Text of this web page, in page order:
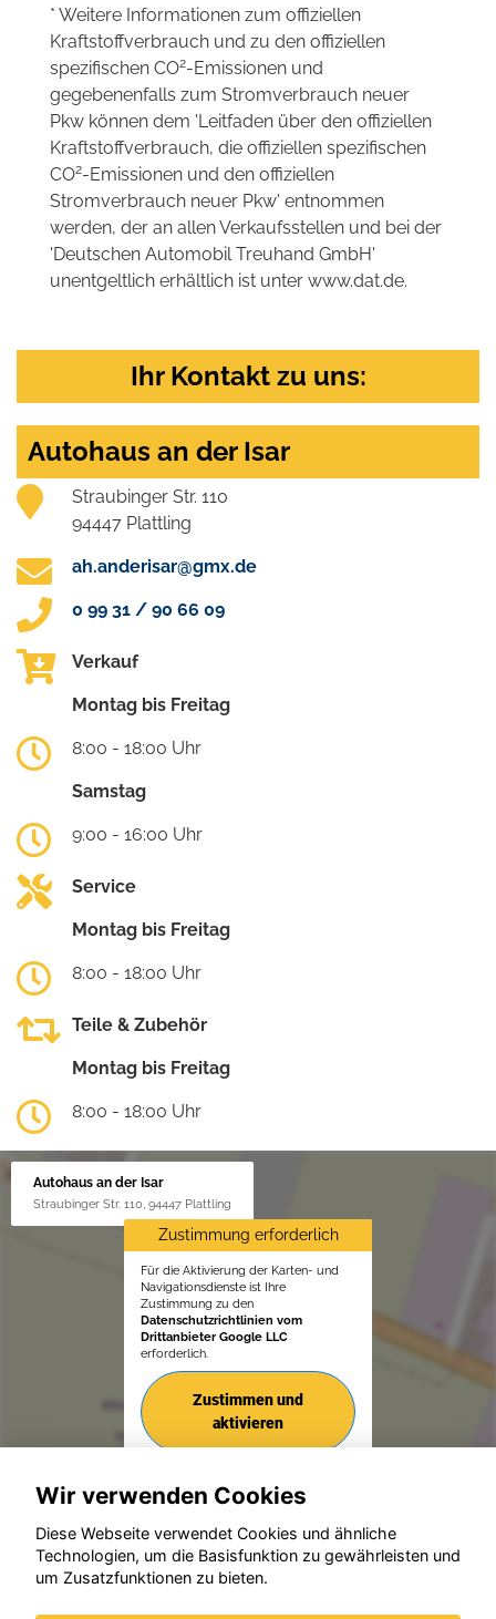
* Weitere Informationen zum offiziellen
Kraftstoffverbrauch und zu den offiziellen
spezifischen CO2-Emissionen und
gegebenenfalls zum Stromverbrauch neuer
Pkw können dem 'Leitfaden über den offiziellen
Kraftstoffverbrauch, die offiziellen spezifischen
CO2-Emissionen und den offiziellen
Stromverbrauch neuer Pkw' entnommen
werden, der an allen Verkaufsstellen und bei der
'Deutschen Automobil Treuhand GmbH'
unentgeltlich erhältlich ist unter www.dat.de.
Ihr Kontakt zu uns:
Autohaus an der Isar
Straubinger Str. 110
94447 Plattling
ah.anderisar@gmx.de
0 99 31 / 90 66 09
Verkauf
Montag bis Freitag
8:00 - 18:00 Uhr
Samstag
9:00 - 16:00 Uhr
Service
Montag bis Freitag
8:00 - 18:00 Uhr
Teile & Zubehör
Montag bis Freitag
8:00 - 18:00 Uhr
Autohaus an der Isar
Straubinger Str. 110, 94447 Plattling
Zustimmung erforderlich
Für die Aktivierung der Karten- und
Navigationsdienste ist Ihre
Zustimmung zu den
Datenschutzrichtlinien vom
Drittanbieter Google LLC
erforderlich.
Zustimmen und
aktivieren
© konjunkturmotor.de GmbH 2020 - 2026
Wir verwenden Cookies
Diese Webseite verwendet Cookies und ähnliche
Technologien, um die Basisfunktion zu gewährleisten und
um Zusatzfunktionen zu bieten.